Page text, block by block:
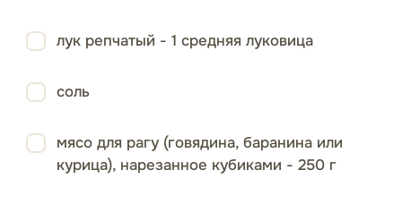
лук репчатый - 1 средняя луковица
соль
мясо для рагу (говядина, баранина или
курица), нарезанное кубиками - 250 г